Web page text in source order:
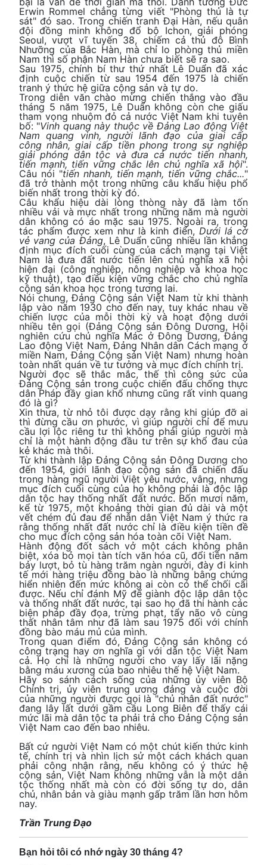
Erwin Rommel chẳng từng viết "Phòng thủ là tự
sát" đó sao. Trong chiến tranh Đại Hàn, nếu quân
đội đồng minh không đổ bộ Ichon, giải phóng
Seoul, vượt vĩ tuyến 38, chiếm cả thủ đô Bình
Nhưỡng của Bắc Hàn, mà chỉ lo phòng thủ miền
Nam thì số phận Nam Hàn chưa biết sẽ ra sao.
Sau 1975, chính bí thư thứ nhất Lê Duẩn đã xác
định cuộc chiến từ sau 1954 đến 1975 là chiến
tranh ý thức hệ giữa cộng sản và tự do.
Trong diễn văn chào mừng chiến thắng vào đầu
tháng 5 năm 1975, Lê Duẩn không còn che giấu
tham vọng nhuộm đỏ cả nước Việt Nam khi tuyên
bố: "Vinh quang này thuộc về Đảng Lao động Việt
Nam quang vinh, người lãnh đạo của giai cấp
công nhân, giai cấp tiền phong trong sự nghiệp
giải phóng dân tộc và đưa cả nước tiến nhanh,
tiến mạnh, tiến vững chắc lên chủ nghĩa xã hội".
Câu nói "tiến nhanh, tiến mạnh, tiến vững chắc..."
đã trở thành một trong những câu khẩu hiệu phổ
biến nhất trong thời kỳ đó.
Câu khẩu hiệu dài lòng thòng này đã làm tốn
nhiều vải và mực nhất trong những năm mà người
dân không có áo mặc sau 1975. Ngoài ra, trong
tác phẩm được xem như là kinh điển, Dưới lá cờ
vẻ vang của Đảng, Lê Duẩn cũng nhiều lần khẳng
định mục đích cuối cùng của cách mạng tại Việt
Nam là đưa đất nước tiến lên chủ nghĩa xã hội
hiện đại (công nghiệp, nông nghiệp và khoa học
kỹ thuật), tạo điều kiện vững chắc cho chủ nghĩa
cộng sản khoa học trong tương lai.
Nói chung, Đảng Cộng sản Việt Nam từ khi thành
lập vào năm 1930 cho đến nay, tuy khác nhau về
chiến lược của mỗi thời kỳ và hoạt động dưới
nhiều tên gọi (Đảng Cộng sản Đông Dương, Hội
nghiên cứu chủ nghĩa Mác ở Đông Dương, Đảng
Lao động Việt Nam, Đảng Nhân dân Cách mạng ở
miền Nam, Đảng Cộng sản Việt Nam) nhưng hoàn
toàn nhất quán về tư tưởng và mục đích chính trị.
Người đọc sẽ thắc mắc, thế thì công sức của
Đảng Cộng sản trong cuộc chiến đấu chống thực
dân Pháp đầy gian khổ nhưng cũng rất vinh quang
đó là gì?
Xin thưa, từ nhỏ tôi được dạy rằng khi giúp đỡ ai
thì đừng cầu ơn phước, vì giúp người chỉ để mưu
cầu lợi lộc riêng tư thì không phải giúp người mà
chỉ là một hành động đầu tư trên sự khổ đau của
kẻ khác mà thôi.
Từ khi thành lập Đảng Cộng sản Đông Dương cho
đến 1954, giới lãnh đạo cộng sản đã chiến đấu
trong hàng ngũ người Việt yêu nước, vâng, nhưng
mục đích cuối cùng của họ không phải là độc lập
dân tộc hay thống nhất đất nước. Bốn mươi năm,
kể từ 1975, một khoảng thời gian đủ dài và một
vết chém đủ đau để nhân dân Việt Nam ý thức ra
rằng thống nhất đất nước chỉ là điều kiện tiền đề
cho mục đích cộng sản hóa toàn cõi Việt Nam.
Hành động đốt sách vở một cách không phân
biệt, xóa bỏ mọi tàn tích văn hóa cũ, đổi tiền năm
bảy lượt, bỏ tù hàng trăm ngàn người, đày đi kinh
tế mới hàng triệu đồng bào là những bằng chứng
hiển nhiên đến mức không ai còn có thể chối cãi
được. Nếu chỉ đánh Mỹ để giành độc lập dân tộc
và thống nhất đất nước, tại sao họ đã thi hành các
biện pháp đầy đọa, trừng phạt, tẩy não vô cùng
thất nhân tâm như đã làm sau 1975 đối với chính
đồng bào máu mủ của mình.
Trong quan điểm đó, Đảng Cộng sản không có
công trạng hay ơn nghĩa gì với dân tộc Việt Nam
cả. Họ chỉ là những người cho vay lấy lãi nặng
bằng máu xương của bao nhiêu thế hệ Việt Nam.
Hãy so sánh cách sống của những ủy viên Bộ
Chính trị, ủy viên trung ương đảng và cuộc đời
của những người được gọi là "chủ nhân đất nước"
đang lây lất dưới gầm cầu Long Biên để thấy cái
mức lãi mà dân tộc ta phải trả cho Đảng Cộng sản
Việt Nam cao đến bao nhiêu.
Bất cứ người Việt Nam có một chút kiến thức kinh
tế, chính trị và nhìn lịch sử một cách khách quan
phải công nhận rằng, nếu không có ý thức hệ
cộng sản, Việt Nam không những vẫn là một dân
tộc thống nhất mà còn có đời sống tự do, dân
chủ, nhân bản và giàu mạnh gấp trăm lần hơn hôm
nay.
Trần Trung Đạo
Bạn hỏi tôi có nhớ ngày 30 tháng 4?